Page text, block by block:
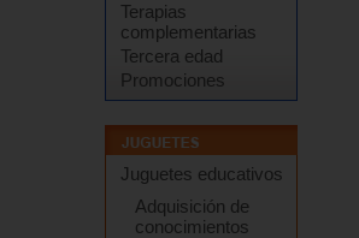
Terapias
complementarias
Tercera edad
Promociones
Juguetes educativos
Adquisición de
conocimientos